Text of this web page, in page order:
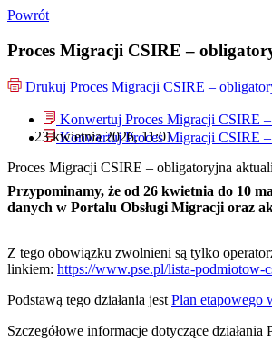
Powrót
Proces Migracji CSIRE –
Drukuj Proces Migracji CSIRE –
Konwertuj Proces Migracji CSIRE
Konwertuj Proces Migracji CSIRE
23 kwietnia 2026, 11:01
Proces Migracji CSIRE – obligatoryjna
Przypominamy, że od 26 kwietnia do 10
danych w Portalu Obsługi Migracji oraz
Z tego obowiązku zwolnieni są tylko
linkiem: https://www.pse.pl/lista-podmiotow-
Podstawą tego działania jestPlan etapowego
Szczegółowe informacje dotyczące